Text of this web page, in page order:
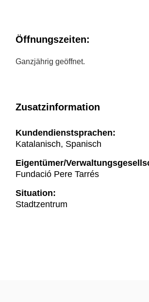
Öffnungszeiten:
Ganzjährig geöffnet.
Zusatzinformation
Kundendienstsprachen:
Katalanisch, Spanisch
Eigentümer/
Fundació Pere Tarrés
Situation:
Stadtzentrum